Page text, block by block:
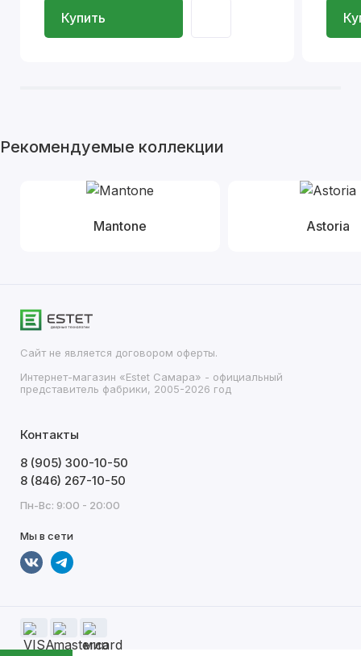
Купить
Рекомендуемые коллекции
Mantone Astoria
Сайт не является договором оферты.
Интернет-магазин «Estet Самара» - официальный
представитель фабрики, 2005-2026 год
Контакты
8 (905) 300-10-50
8 (846) 267-10-50
Пн-Вс: 9:00 - 20:00
Мы в сети